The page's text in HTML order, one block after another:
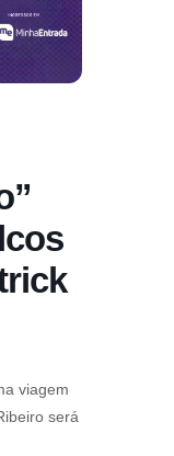
viagem
será